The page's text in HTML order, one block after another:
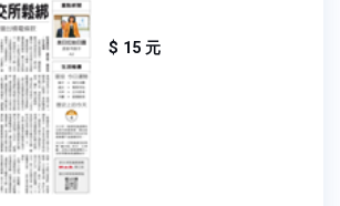
$ 15 元